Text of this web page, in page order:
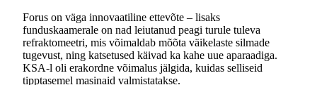
Forus on väga innovaatiline ettevõte – lisaks
funduskaamerale on nad leiutanud peagi turule tuleva
refraktomeetri, mis võimaldab mõõta väikelaste silmade
tugevust, ning katsetused käivad ka kahe uue aparaadiga.
KSA-l oli erakordne võimalus jälgida, kuidas selliseid
tipptasemel masinaid valmistatakse.